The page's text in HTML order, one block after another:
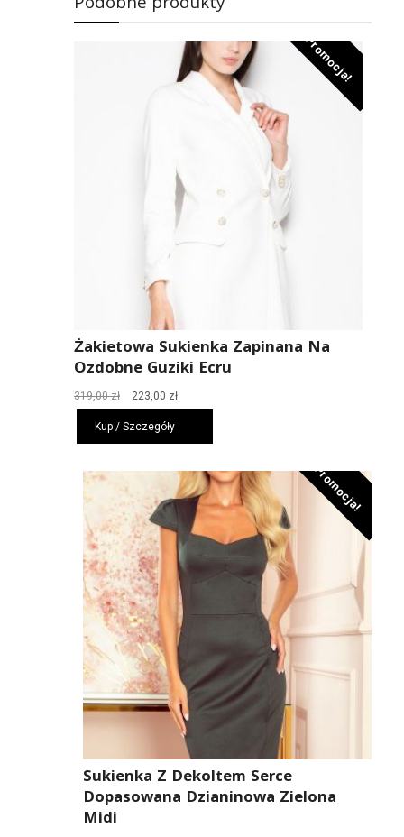
Promocja!
Żakietowa Sukienka Zapinana Na
Ozdobne Guziki Ecru
319,00zł
Pierwotna
cena
wynosiła:
319,00 zł.
223,00 złAktualna
cena
223,00 zł.
Kup / Szczegóły
Promocja!
Sukienka Z Dekoltem Serce
Dopasowana Dzianinowa Zielona
Midi